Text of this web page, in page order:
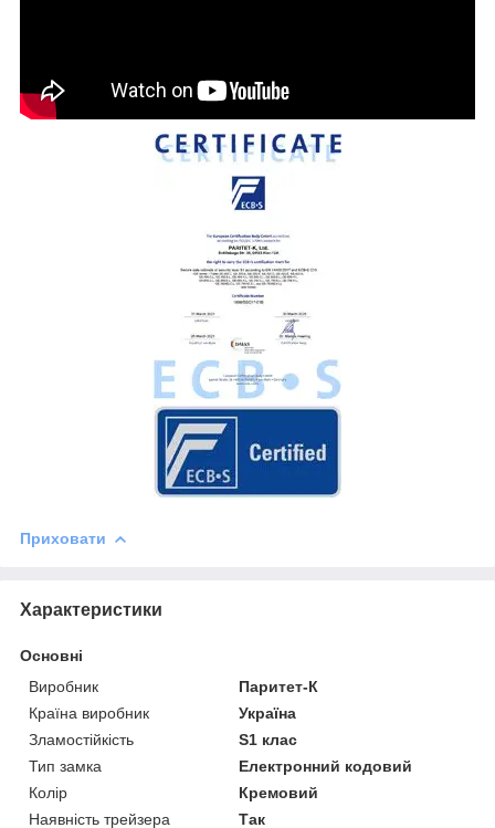
Приховати
Характеристики
Основні
Виробник
Паритет-К
Країна виробник
Україна
Зламостійкість
S1 клас
Тип замка
Електронний кодовий
Колір
Кремовий
Наявність трейзера
Так